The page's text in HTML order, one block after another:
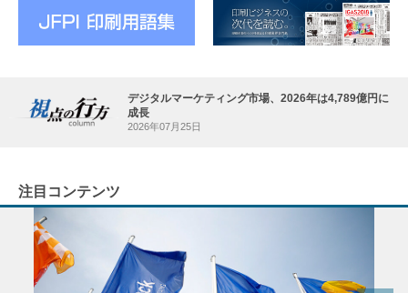
デジタルマーケティング市場、2026年は4,789億円に
成長
2026年07月25日
注目コンテンツ